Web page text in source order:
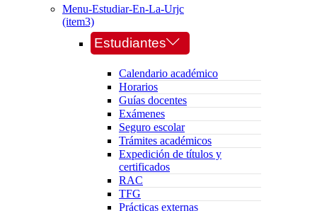
Menu-Estudiar-En-La-Urjc
(item3)
Estudiantes
Calendario académico
Horarios
Guías docentes
Exámenes
Seguro escolar
Trámites académicos
Expedición de títulos y
certificados
RAC
TFG
Prácticas externas